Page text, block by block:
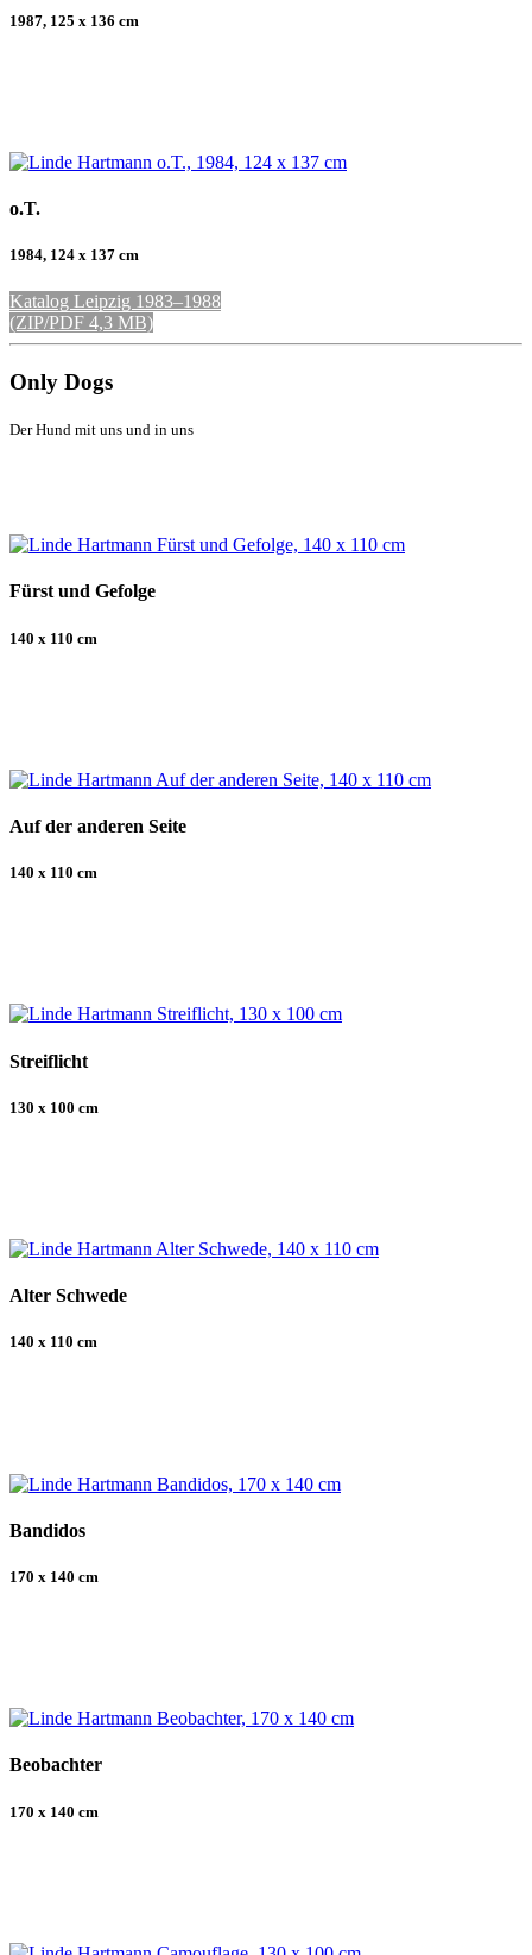
1987, 125 x 136 cm
o.T.
1984, 124 x 137 cm
Katalog Leipzig 1983–1988
(ZIP/PDF 4,3 MB)
Only Dogs
Der Hund mit uns und in uns
Fürst und Gefolge
140 x 110 cm
Auf der anderen Seite
140 x 110 cm
Streiflicht
130 x 100 cm
Alter Schwede
140 x 110 cm
Bandidos
170 x 140 cm
Beobachter
170 x 140 cm